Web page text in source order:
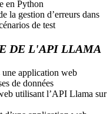
en Python
la gestion d’erreurs dans
de test
DE L'API LLAMA
application web
de données
utilisant l’API Llama sur